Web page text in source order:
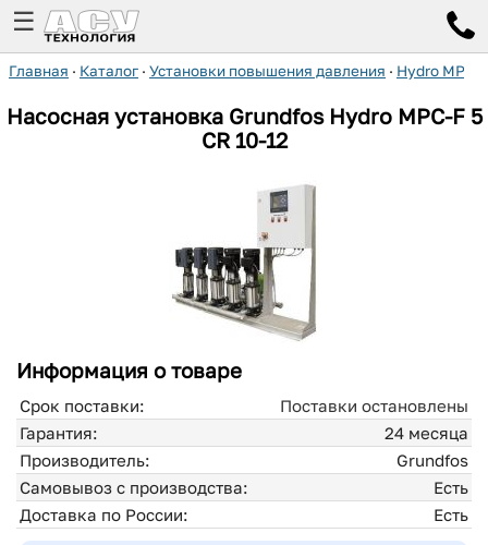
☰
Главная · Каталог · Установки повышения давления · Hydro MPC-F
Насосная установка Grundfos Hydro MPC-F 5
CR 10-12
Информация о товаре
Срок поставки:
Поставки остановлены
Гарантия:
24 месяца
Производитель:
Grundfos
Самовывоз с производства:
Есть
Доставка по России:
Есть